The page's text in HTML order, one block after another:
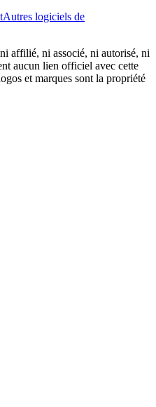
Autres logiciels de
affilié, ni associé, ni autorisé, ni
aucun lien officiel avec cette
et marques sont la propriété